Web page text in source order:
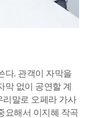
다. 관객이 자막을
막 없이 공연할 계
리말로 오페라 가사
요해서 이지혜 작곡